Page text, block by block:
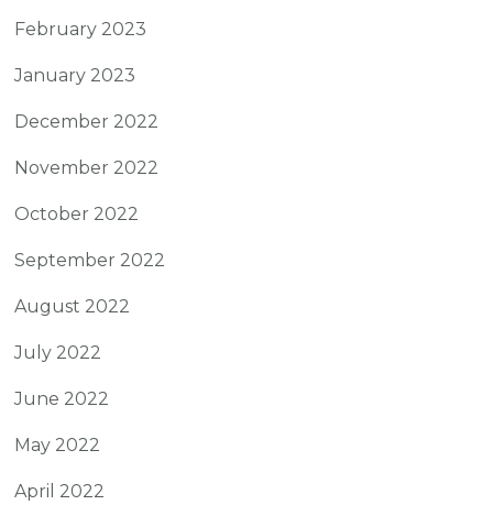
February 2023
January 2023
December 2022
November 2022
October 2022
September 2022
August 2022
July 2022
June 2022
May 2022
April 2022